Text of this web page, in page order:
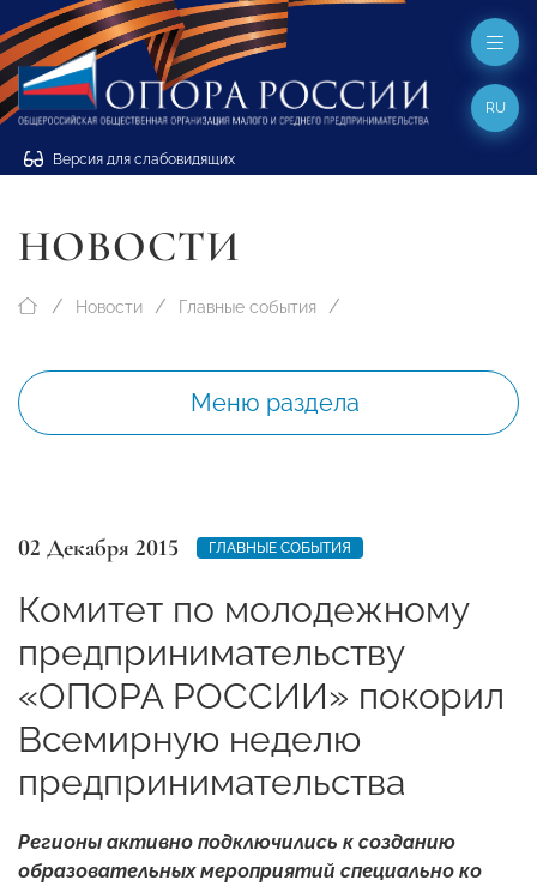
Версия для слабовидящих
RU
НОВОСТИ
Новости Главные события
Меню раздела
02 Декабря 2015 ГЛАВНЫЕ СОБЫТИЯ
Комитет по молодежному
предпринимательству
«ОПОРА РОССИИ» покорил
Всемирную неделю
предпринимательства
Регионы активно подключились к созданию
образовательных мероприятий специально ко